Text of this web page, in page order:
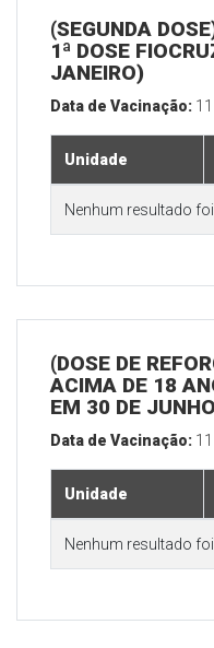
(SEGUNDA
1ª DOSE
JANEIRO)
Data de Vacinação:
Unidade
Nenhum resultado
(DOSE DE
ACIMA DE 18
EM 30 DE
Data de Vacinação:
Unidade
Nenhum resultado